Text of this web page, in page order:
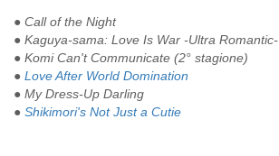
● Call of the Night
● Kaguya-sama: Love Is War -Ultra Romantic-
● Komi Can't Communicate (2° stagione)
● Love After World Domination
● My Dress-Up Darling
● Shikimori's Not Just a Cutie